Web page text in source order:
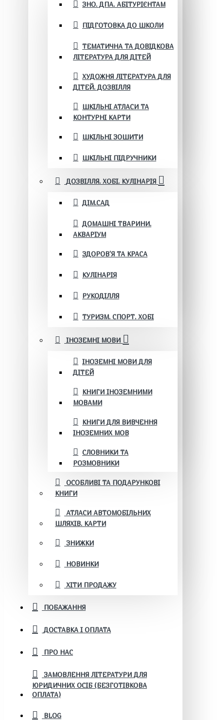
ЗНО. ДПА. АБІТУРІЄНТАМ
ПІДГОТОВКА ДО ШКОЛИ
ТЕМАТИЧНА ТА ДОВІДКОВА
ЛІТЕРАТУРА ДЛЯ ДІТЕЙ
ХУДОЖНЯ ЛІТЕРАТУРА ДЛЯ
ДІТЕЙ. ДОЗВІЛЛЯ
ШКІЛЬНІ АТЛАСИ ТА
КОНТУРНІ КАРТИ
ШКІЛЬНІ ЗОШИТИ
ШКІЛЬНІ ПІДРУЧНИКИ
ДОЗВІЛЛЯ. ХОБІ. КУЛІНАРІЯ
ДІМ.САД
ДОМАШНІ ТВАРИНИ.
АКВАРІУМ
ЗДОРОВ'Я ТА КРАСА
КУЛІНАРІЯ
РУКОДІЛЛЯ
ТУРИЗМ. СПОРТ. ХОБІ
ІНОЗЕМНІ МОВИ
ІНОЗЕМНІ МОВИ ДЛЯ
ДІТЕЙ
КНИГИ ІНОЗЕМНИМИ
МОВАМИ
КНИГИ ДЛЯ ВИВЧЕННЯ
ІНОЗЕМНИХ МОВ
СЛОВНИКИ ТА
РОЗМОВНИКИ
ОСОБЛИВІ ТА ПОДАРУНКОВІ
КНИГИ
АТЛАСИ АВТОМОБІЛЬНИХ
ШЛЯХІВ. КАРТИ
ЗНИЖКИ
НОВИНКИ
ХІТИ ПРОДАЖУ
ПОБАЖАННЯ
ДОСТАВКА І ОПЛАТА
ПРО НАС
ЗАМОВЛЕННЯ ЛІТЕРАТУРИ ДЛЯ
ЮРИДИЧНИХ ОСІБ (БЕЗГОТІВКОВА
ОПЛАТА)
BLOG